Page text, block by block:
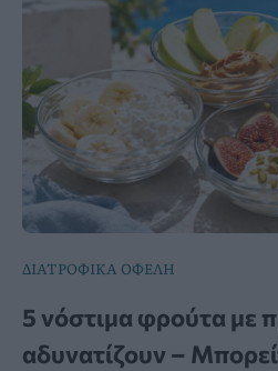
ΔΙΑΤΡΟΦΙΚΑ ΟΦΕΛΗ
5 νόστιμα φρούτα με
αδυνατίζουν –